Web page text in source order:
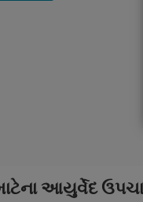
આયુર્વેદ